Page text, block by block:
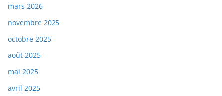
mars 2026
novembre 2025
octobre 2025
août 2025
mai 2025
avril 2025